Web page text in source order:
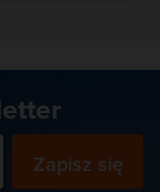
Zapisz się